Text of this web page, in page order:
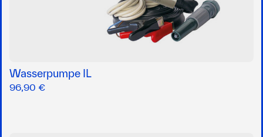
Wasserpumpe IL
96,90 €